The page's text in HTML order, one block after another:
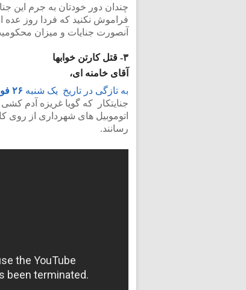
چندان دور خودتان به جرم این
فراموش نکنید که فردا روز عده ای
آنصورت جنایات و میزان
۳- قتل کارتن خوابها
آقای خامنه ای،
به تازگی در تاریخ یک شنبه
جنایتکار که گویا غریزه آدم
اتوموبیل های شهرداری از روی
رسانند.